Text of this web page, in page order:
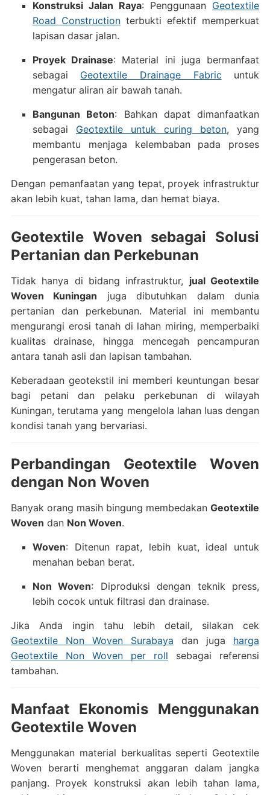
Konstruksi Jalan Raya: Penggunaan Geotextile
Road Constructionterbukti efektif memperkuat
lapisan dasar jalan.
Proyek Drainase: Material ini juga bermanfaat
sebagai Geotextile Drainage Fabric untuk
mengatur aliran air bawah tanah.
Bangunan Beton: Bahkan dapat dimanfaatkan
sebagai Geotextile untuk curing beton, yang
membantu menjaga kelembaban pada proses
pengerasan beton.
Dengan pemanfaatan yang tepat, proyek infrastruktur
akan lebih kuat, tahan lama, dan hemat biaya.
Geotextile Woven sebagai Solusi
Pertanian dan Perkebunan
Tidak hanya di bidang infrastruktur, jual Geotextile
Woven Kuningan juga dibutuhkan dalam dunia
pertanian dan perkebunan. Material ini membantu
mengurangi erosi tanah di lahan miring, memperbaiki
kualitas drainase, hingga mencegah pencampuran
antara tanah asli dan lapisan tambahan.
Keberadaan geotekstil ini memberi keuntungan besar
bagi petani dan pelaku perkebunan di wilayah
Kuningan, terutama yang mengelola lahan luas dengan
kondisi tanah yang bervariasi.
Perbandingan Geotextile Woven
dengan Non Woven
Banyak orang masih bingung membedakanGeotextile
Woven dan Non Woven.
Woven: Ditenun rapat, lebih kuat, ideal untuk
menahan beban berat.
Non Woven: Diproduksi dengan teknik press,
lebih cocok untuk filtrasi dan drainase.
Jika Anda ingin tahu lebih detail, silakan cek
Geotextile Non Woven Surabaya dan juga harga
Geotextile Non Woven per roll sebagai referensi
tambahan.
Manfaat Ekonomis Menggunakan
Geotextile Woven
Menggunakan material berkualitas seperti Geotextile
Woven berarti menghemat anggaran dalam jangka
panjang. Proyek konstruksi akan lebih tahan lama,